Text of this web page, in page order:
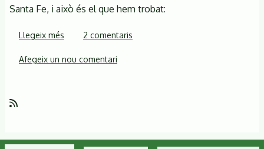
Santa Fe, i això és el que hem trobat:
Llegeix més sobre
el
resultat
2 comentaris
Afegeix un nou comentari